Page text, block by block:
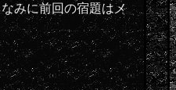
みに前回の宿題はメ